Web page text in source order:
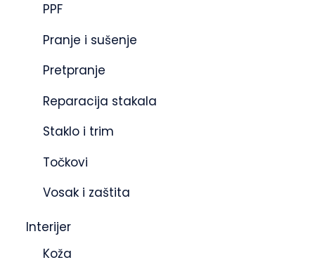
PPF
Pranje i sušenje
Pretpranje
Reparacija stakala
Staklo i trim
Točkovi
Vosak i zaštita
Interijer
Koža